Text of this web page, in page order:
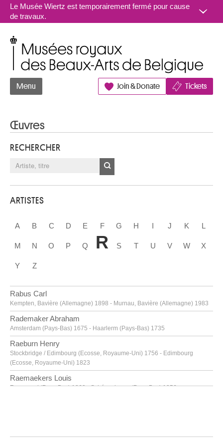
Aller au contenu
Le Musée Wiertz est temporairement fermé pour cause
de travaux.
Menu Join & Donate Tickets
Œuvres
RECHERCHER
ARTISTES
A B C D E F G H I J K L
M N O P Q R S T U V W X
Y Z
Rabus Carl
Kempten, Bavière (Allemagne) 1898 - Murnau, Bavière (Allemagne) 1983
Rademaker Abraham
Amsterdam (Pays-Bas) 1675 - Haarlerm (Pays-Bas) 1735
Raeburn Henry
Stockbridge / Edimbourg (Ecosse, Royaume-Uni) 1756 - Edimbourg
(Ecosse, Royaume-Uni) 1823
Raemaekers Louis
Roermond (Pays-Bas) 1869 - Schéveningue (Pays-Bas) 1956
seconde moitié XVIe siècle